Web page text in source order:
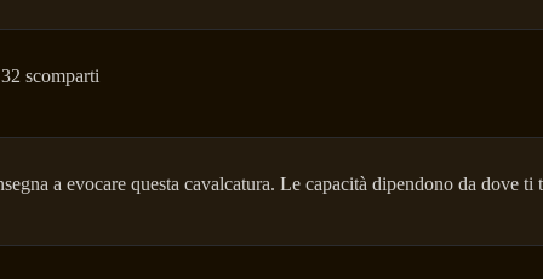
scomparti
a evocare questa cavalcatura. Le capacità dipendono da